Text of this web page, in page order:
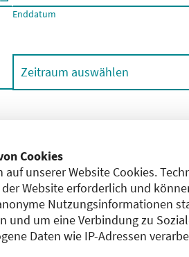
Cookies
auf unserer Website Cookies.
Website erforderlich und
Nutzungsinformationen
und um eine Verbindung zu
Daten wie IP-Adressen
Enddatum
Zeitraum auswählen
Fachgebiet